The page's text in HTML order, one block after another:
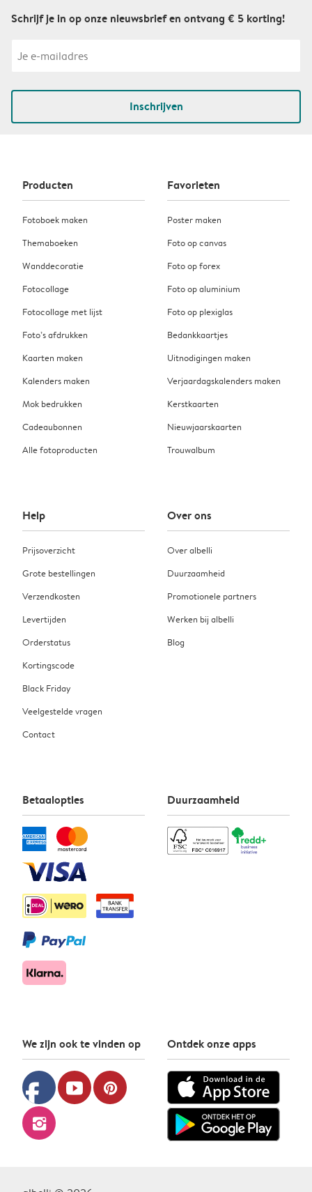
Schrijf je in op onze nieuwsbrief en ontvang € 5 korting!
Inschrijven
Producten
Fotoboek maken
Themaboeken
Wanddecoratie
Fotocollage
Fotocollage met lijst
Foto’s afdrukken
Kaarten maken
Kalenders maken
Mok bedrukken
Cadeaubonnen
Alle fotoproducten
Favorieten
Poster maken
Foto op canvas
Foto op forex
Foto op aluminium
Foto op plexiglas
Bedankkaartjes
Uitnodigingen maken
Verjaardagskalenders maken
Kerstkaarten
Nieuwjaarskaarten
Trouwalbum
Help
Prijsoverzicht
Grote bestellingen
Verzendkosten
Levertijden
Orderstatus
Kortingscode
Black Friday
Veelgestelde vragen
Contact
Over ons
Over albelli
Duurzaamheid
Promotionele partners
Werken bij albelli
Blog
Betaalopties Duurzaamheid
We zijn ook te vinden op
facebook youtube pinterest
instagram
Ontdek onze apps